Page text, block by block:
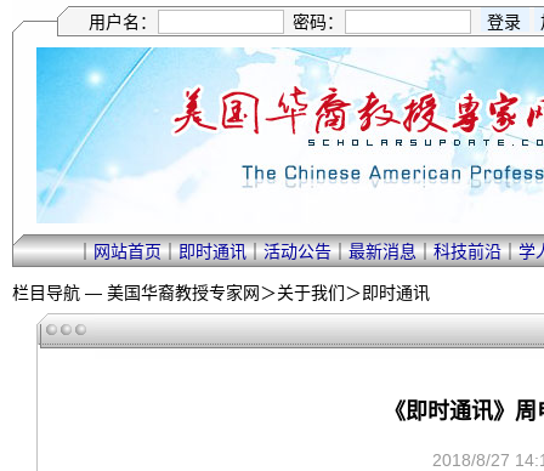
用户名： 密码：
｜网站首页｜即时通讯｜活动公告｜最新消息｜科技前沿｜学
栏目导航 — 美国华裔教授专家网＞关于我们＞即时通讯
《即时通讯》
2018/8/27